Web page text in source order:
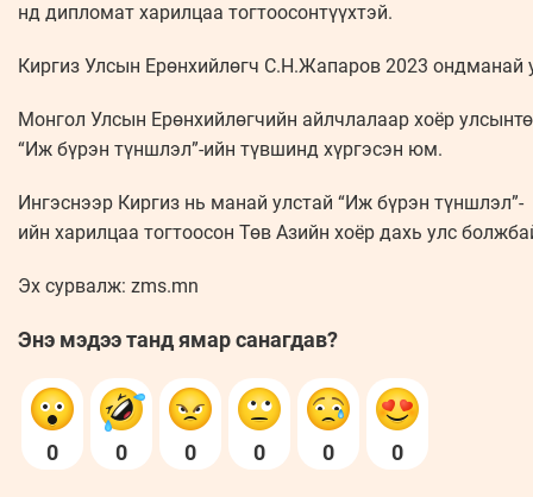
нд дипломат харилцаа тогтоосонтүүхтэй.
Киргиз Улсын Ерөнхийлөгч С.Н.Жапаров 2023 ондманай
Монгол Улсын Ерөнхийлөгчийн айлчлалаар хоёр
“Иж бүрэн түншлэл”-ийн түвшинд хүргэсэн юм.
Ингэснээр Киргиз нь манай улстай “Иж бүрэн түншлэл”-
ийн харилцаа тогтоосон Төв Азийн хоёр дахь улс
Эх сурвалж: zms.mn
Энэ мэдээ танд ямар санагдав?
0 0 0 0 0 0